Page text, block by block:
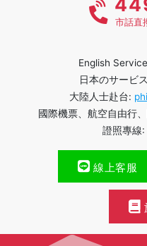
市話直
English
日本のサービ
大陸人士赴台:
國際機票、航空自由行
證照專線
線上客服